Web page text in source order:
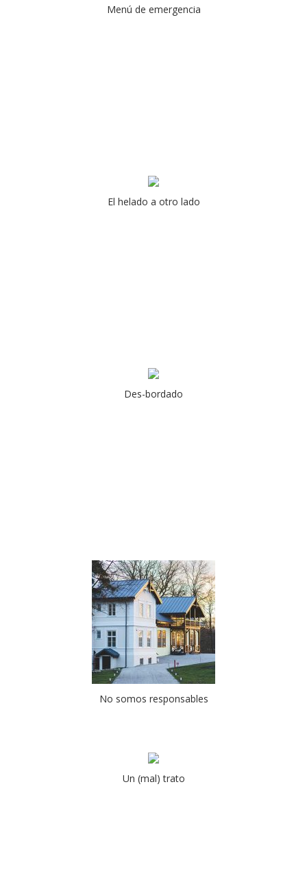
Menú de emergencia
El helado a otro lado
Des-bordado
No somos responsables
Un (mal) trato